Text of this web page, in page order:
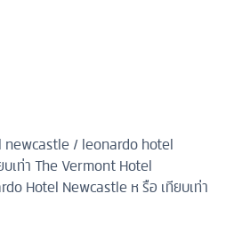
/ leonardo hotel
เท่าThe Vermont Hotel
Hotel Newcastle ห รือ เทียบเท่า